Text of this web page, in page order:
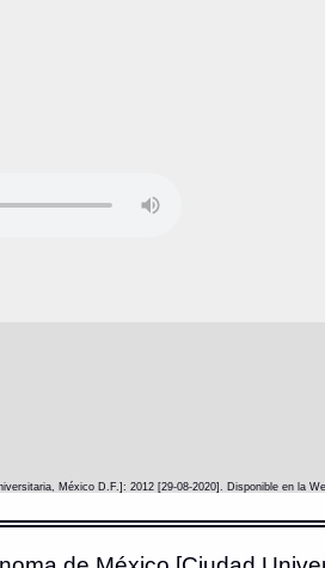
México D.F.]: 2012 [29-08-2020]. Disponible en la